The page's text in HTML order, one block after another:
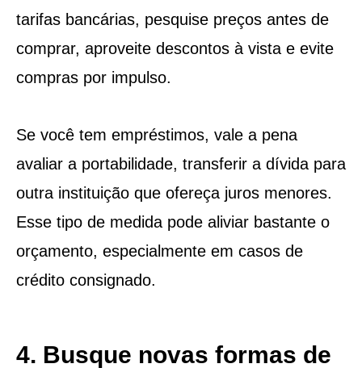
tarifas bancárias, pesquise preços antes de
comprar, aproveite descontos à vista e evite
compras por impulso.
Se você tem empréstimos, vale a pena
avaliar a portabilidade, transferir a dívida para
outra instituição que ofereça juros menores.
Esse tipo de medida pode aliviar bastante o
orçamento, especialmente em casos de
crédito consignado.
4. Busque novas formas de